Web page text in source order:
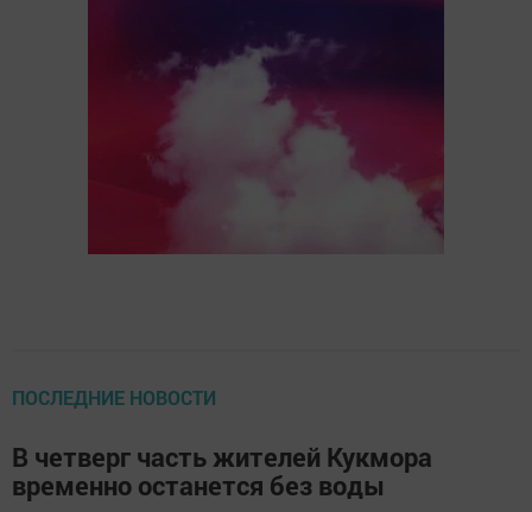
ПОСЛЕДНИЕ НОВОСТИ
В четверг часть жителей Кукмора
временно останется без воды